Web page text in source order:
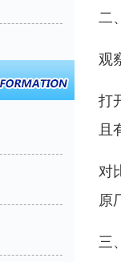
二
观
打
且
对
原
三